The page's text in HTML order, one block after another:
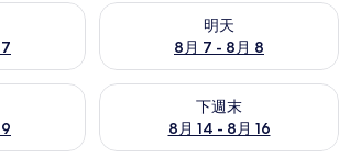
7) 的供應情況
明天
8月 7 - 8月 8
查看明天 (8月 7 - 8月 8) 的供
9) 的供應情況
下週末
8月 14 - 8月 16
查看下週末 (8月 14 - 8月 16)